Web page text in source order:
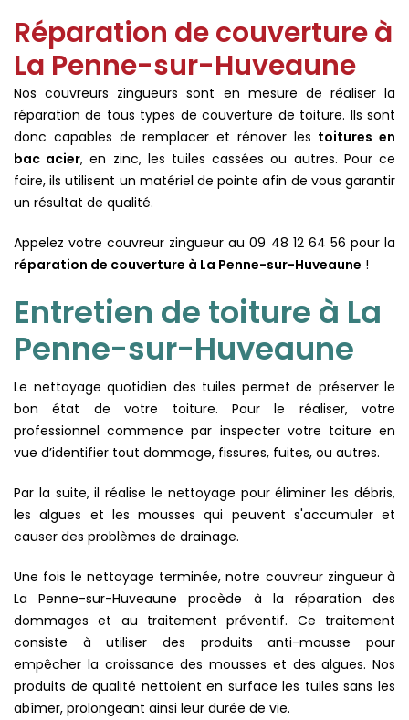
Réparation de couverture à
La Penne-sur-Huveaune
Nos couvreurs zingueurs sont en mesure de réaliser la
réparation de tous types de couverture de toiture. Ils sont
donc capables de remplacer et rénover les toitures en
bac acier, en zinc, les tuiles cassées ou autres. Pour ce
faire, ils utilisent un matériel de pointe afin de vous garantir
un résultat de qualité.
Appelez votre couvreur zingueur au 09 48 12 64 56 pour la
réparation de couverture à La Penne-sur-Huveaune !
Entretien de toiture à La
Penne-sur-Huveaune
Le nettoyage quotidien des tuiles permet de préserver le
bon état de votre toiture. Pour le réaliser, votre
professionnel commence par inspecter votre toiture en
vue d’identifier tout dommage, fissures, fuites, ou autres.
Par la suite, il réalise le nettoyage pour éliminer les débris,
les algues et les mousses qui peuvent s'accumuler et
causer des problèmes de drainage.
Une fois le nettoyage terminée, notre couvreur zingueur à
La Penne-sur-Huveaune procède à la réparation des
dommages et au traitement préventif. Ce traitement
consiste à utiliser des produits anti-mousse pour
empêcher la croissance des mousses et des algues. Nos
produits de qualité nettoient en surface les tuiles sans les
abîmer, prolongeant ainsi leur durée de vie.